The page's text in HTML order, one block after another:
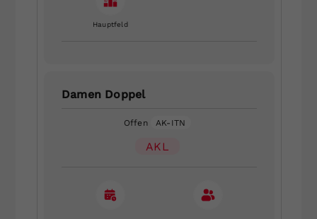
Hauptfeld
Damen Doppel
Offen AK-ITN
AKL